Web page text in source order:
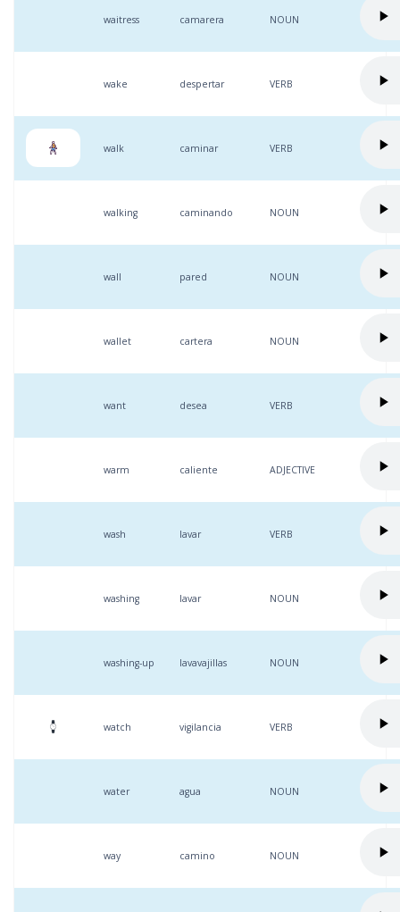
waitress camarera NOUN
wake despertar VERB
walk caminar VERB
walking caminando NOUN
wall pared NOUN
wallet cartera NOUN
want desea VERB
warm caliente ADJECTIVE
wash lavar VERB
washing lavar NOUN
washing-up lavavajillas NOUN
watch vigilancia VERB
water agua NOUN
way camino NOUN